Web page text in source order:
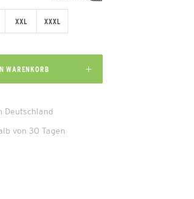
XXL XXXL
WARENKORB
Deutschland
von 30 Tagen